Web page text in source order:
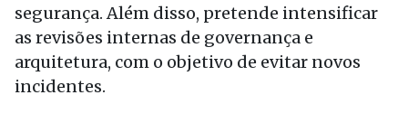
segurança. Além disso, pretende intensificar
as revisões internas de governança e
arquitetura, com o objetivo de evitar novos
incidentes.